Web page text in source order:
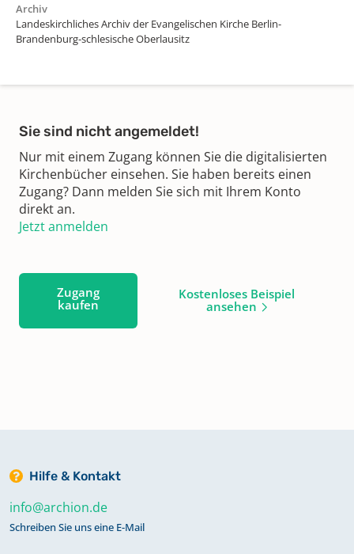
Archiv
Landeskirchliches Archiv der Evangelischen Kirche Berlin-
Brandenburg-schlesische Oberlausitz
Sie sind nicht angemeldet!
Nur mit einem Zugang können Sie die digitalisierten
Kirchenbücher einsehen. Sie haben bereits einen
Zugang? Dann melden Sie sich mit Ihrem Konto
direkt an.
Jetzt anmelden
Zugang
kaufen
Kostenloses Beispiel
ansehen
Hilfe & Kontakt
info@archion.de
Schreiben Sie uns eine E-Mail